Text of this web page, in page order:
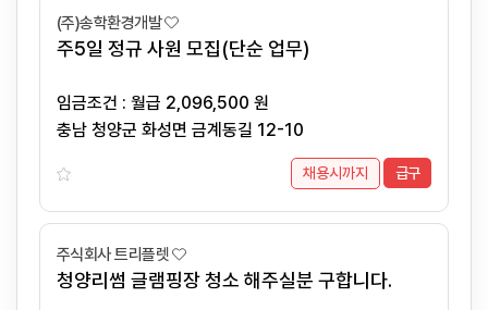
(주)송학환경개발
주5일 정규 사원 모집(단순 업무)
임금조건 : 월급 2,096,500 원
충남 청양군 화성면 금계동길 12-10
채용시까지 급구
주식회사 트리플렛
청양리썸 글램핑장 청소 해주실분 구합니다.